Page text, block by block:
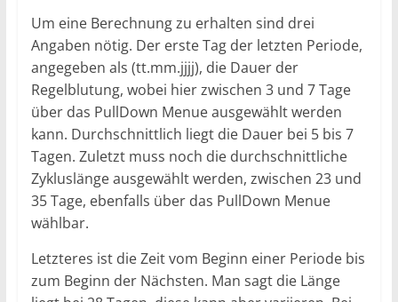
Um eine Berechnung zu erhalten sind drei
Angaben nötig. Der erste Tag der letzten Periode,
angegeben als (tt.mm.jjjj), die Dauer der
Regelblutung, wobei hier zwischen 3 und 7 Tage
über das PullDown Menue ausgewählt werden
kann. Durchschnittlich liegt die Dauer bei 5 bis 7
Tagen. Zuletzt muss noch die durchschnittliche
Zykluslänge ausgewählt werden, zwischen 23 und
35 Tage, ebenfalls über das PullDown Menue
wählbar.
Letzteres ist die Zeit vom Beginn einer Periode bis
zum Beginn der Nächsten. Man sagt die Länge